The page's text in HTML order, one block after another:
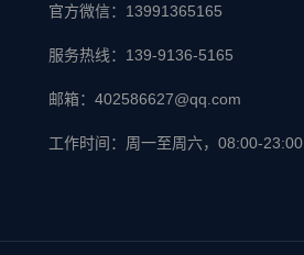
官方微信：13991365165
服务热线：139-9136-5165
邮箱：402586627@qq.com
工作时间：周一至周六，08:00-23:00